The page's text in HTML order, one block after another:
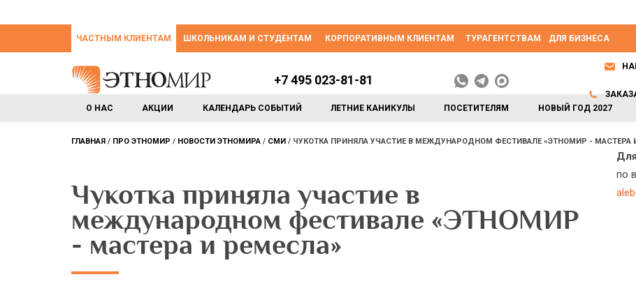
ЧАСТНЫМ КЛИЕНТАМ ШКОЛЬНИКАМ И СТУДЕНТАМ КОРПОРАТИВНЫМ КЛИЕНТАМ ТУРАГЕНТСТВАМ ДЛЯ БИЗНЕСА
О НАС АКЦИИ КАЛЕНДАРЬ СОБЫТИЙ ЛЕТНИЕ КАНИКУЛЫ ПОСЕТИТЕЛЯМ НОВЫЙ ГОД 2027
+7 495 023-81-81
ГЛАВНАЯ ПРО ЭТНОМИР НОВОСТИ ЭТНОМИРА СМИ ЧУКОТКА ПРИНЯЛА УЧАСТИЕ В МЕЖДУНАРОДНОМ ФЕСТИВАЛЕ «ЭТНОМИР - МАСТЕРА
Чукотка приняла участие в
международном фестивале «ЭТНОМИР
- мастера и ремесла»
по